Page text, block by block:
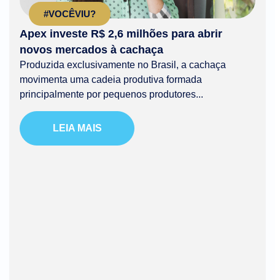
#VOCÊVIU?
Apex investe R$ 2,6 milhões para abrir
novos mercados à cachaça
Produzida exclusivamente no Brasil, a cachaça
movimenta uma cadeia produtiva formada
principalmente por pequenos produtores...
LEIA MAIS